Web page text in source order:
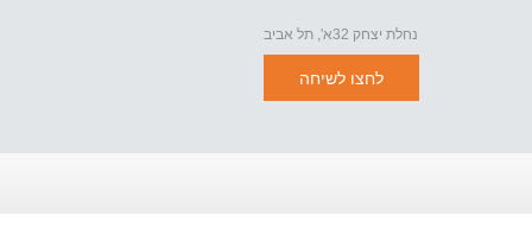
נחלת יצחק 32א', תל אביב
לחצו לשיחה